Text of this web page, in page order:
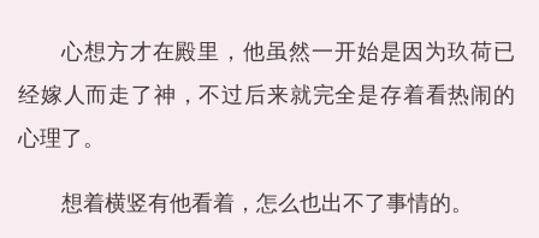
心想方才在殿里，他虽然一开始是因为玖荷已
经嫁人而走了神，不过后来就完全是存着看热闹的
心理了。
想着横竖有他看着，怎么也出不了事情的。